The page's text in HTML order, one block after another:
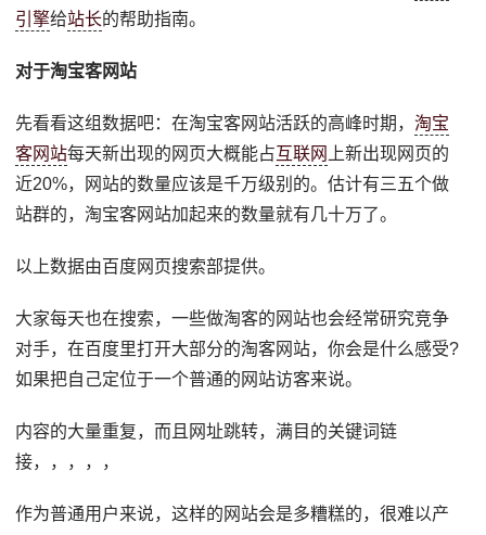
引擎给站长的帮助指南。
对于淘宝客网站
先看看这组数据吧：在淘宝客网站活跃的高峰时期，淘宝
客网站每天新出现的网页大概能占互联网
上新出现网页的
近20%，网站的数量应该是千万级别的。估计有三五个做
站群的，淘宝客网站加起来的数量就有几十万了。
以上数据由百度网页搜索部提供。
大家每天也在搜索，一些做淘客的网站也会经常研究竞争
对手，在百度里打开大部分的淘客网站，你会是什么感受?
如果把自己定位于一个普通的网站访客来说。
内容的大量重复，而且网址跳转，满目的关键词链
接，，，，，
作为普通用户来说，这样的网站会是多糟糕的，很难以产